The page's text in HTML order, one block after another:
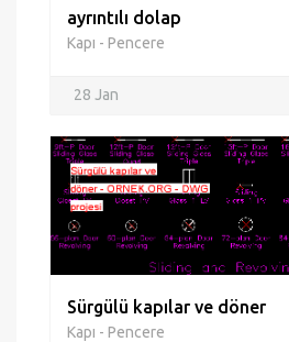
ayrıntılı dolap
Kapı - Pencere
28 Jan
Sürgülü kapılar ve döner
Kapı - Pencere